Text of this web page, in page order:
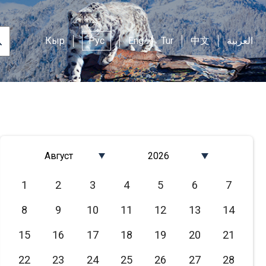
Кыр Рус Eng Tur 中文 العربية
Август
Март
Апрель
2026
2024
2023
1 2 3 4 5 6
7
8
9 10 11 12 13
14
15
16 17 18 19 20
21
22
23 24 25 26 27
28